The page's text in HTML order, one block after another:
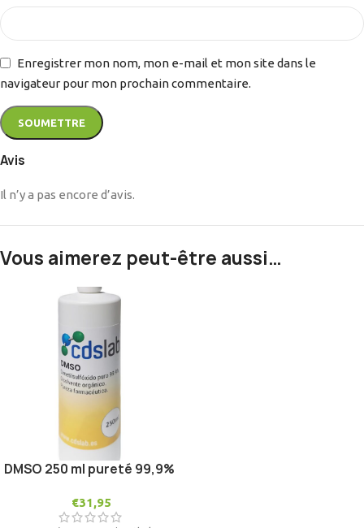
Avis
Il n’y a pas encore d’avis.
Enregistrer mon nom, mon e-mail et mon site dans le
navigateur pour mon prochain commentaire.
Vous aimerez peut-être aussi…
DMSO 250 ml pureté 99,9%
€31,95